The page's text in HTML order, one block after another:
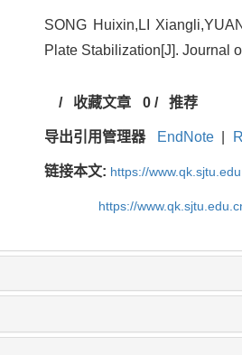
SONG Huixin,LI
Plate Stabilization[J]. Journal
/ 收藏文章 0/ 推荐
导出引用管理器 EndNote
链接本文: https://
https://